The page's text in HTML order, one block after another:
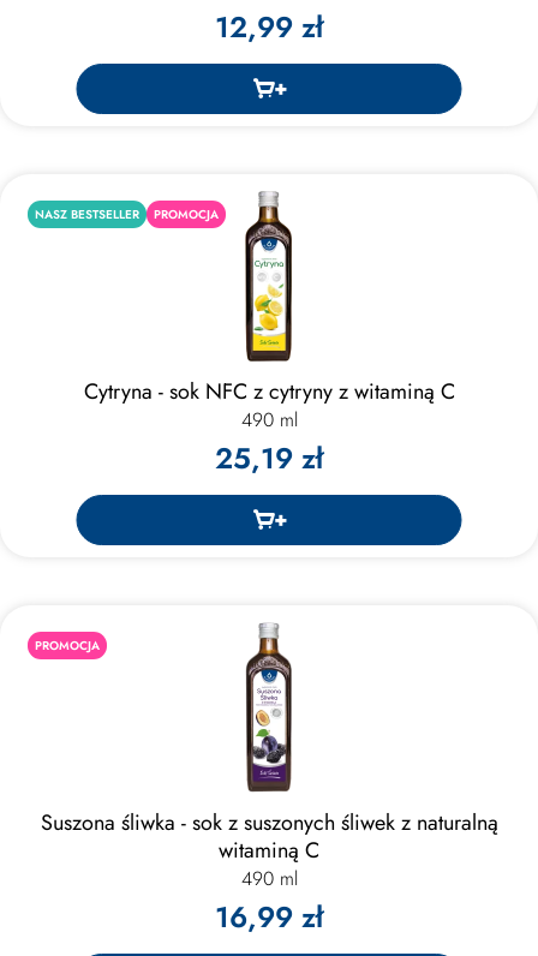
12,99 zł
NASZ BESTSELLER PROMOCJA
Cytryna - sok NFC z cytryny z witaminą C
490 ml
25,19 zł
PROMOCJA
Suszona śliwka - sok z suszonych śliwek z naturalną
witaminą C
490 ml
16,99 zł